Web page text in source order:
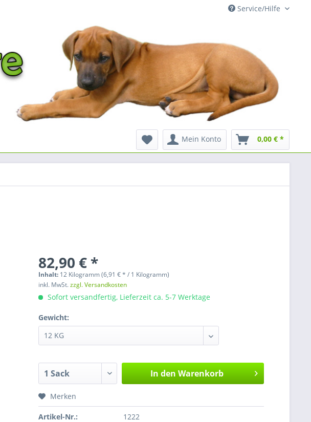
Service/Hilfe
Mein Konto 0,00 € *
82,90 € *
Inhalt: 12 Kilogramm (6,91 € * / 1 Kilogramm)
inkl. MwSt.zzgl. Versandkosten
Sofort versandfertig, Lieferzeit ca. 5-7 Werktage
Gewicht:
In den Warenkorb
Merken
Artikel-Nr.: 1222